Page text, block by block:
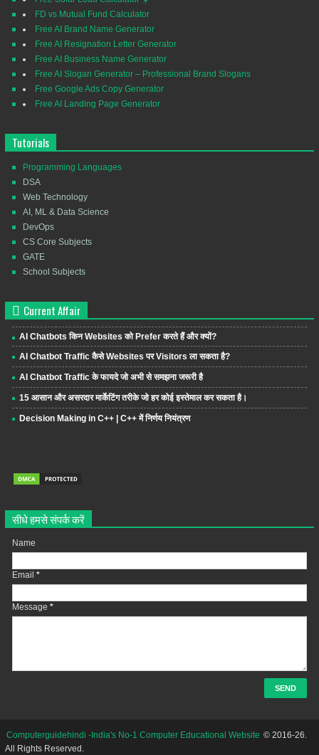
FD vs Mutual Fund Calculator
Free AI Brand Name Generator
Free AI Resignation Letter Generator
Free AI Business Name Generator
Free AI Slogan Generator – Professional Brand Slogans
Free Google Ads Copy Generator
Free AI Landing Page Generator
Tutorials
Programming Languages
DSA
Web Technology
AI, ML & Data Science
DevOps
CS Core Subjects
GATE
School Subjects
Current Affair
AI Chatbots किन Websites को Prefer करते हैं और क्यों?
AI Chatbot Traffic कैसे Websites पर Visitors ला सकता है?
AI Chatbot Traffic के फायदे जो अभी से समझना जरूरी है
15 आसान और असरदार मार्केटिंग तरीके जो हर कोई इस्तेमाल कर सकता है।
Decision Making in C++ | C++ में निर्णय नियंत्रण
सीधे हमसे संपर्क करें
Name
Email *
Message *
Computerguidehindi -India's No-1 Computer Educational Website © 2016-26.
All Rights Reserved.